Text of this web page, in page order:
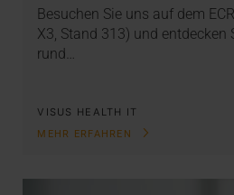
Besuchen Sie uns auf dem
X3, Stand 313) und entdecken
rund…
VISUS HEALTH IT
MEHR ERFAHREN